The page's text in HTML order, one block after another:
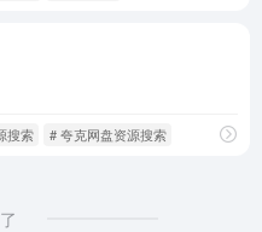
搜索 # 夸克网盘资源搜索